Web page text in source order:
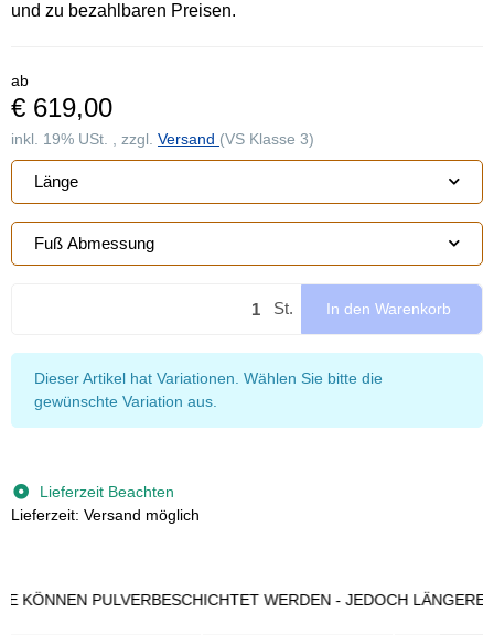
und zu bezahlbaren Preisen.
ab
€ 619,00
inkl. 19% USt. , zzgl. Versand (VS Klasse 3)
Länge
Fuß Abmessung
St. In den Warenkorb
x
Dieser Artikel hat Variationen. Wählen Sie bitte die
gewünschte Variation aus.
Lieferzeit Beachten
Lieferzeit: Versand möglich
PULVERBESCHICHTET WERDEN - JEDOCH LÄNGERE